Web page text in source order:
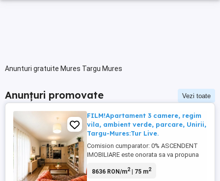
Anunturi gratuite Mures Targu Mures
Anunțuri promovate Vezi toate
FILM!Apartament 3 camere, regim
vila, ambient verde, parcare, Unirii,
Targu-Mures:Tur Live.
Comision cumparator: 0% ASCENDENT
IMOBILIARE este onorata sa va propuna
amplasata in cartierul Unirii, pe strada
8636 RON/m2| 75 m2